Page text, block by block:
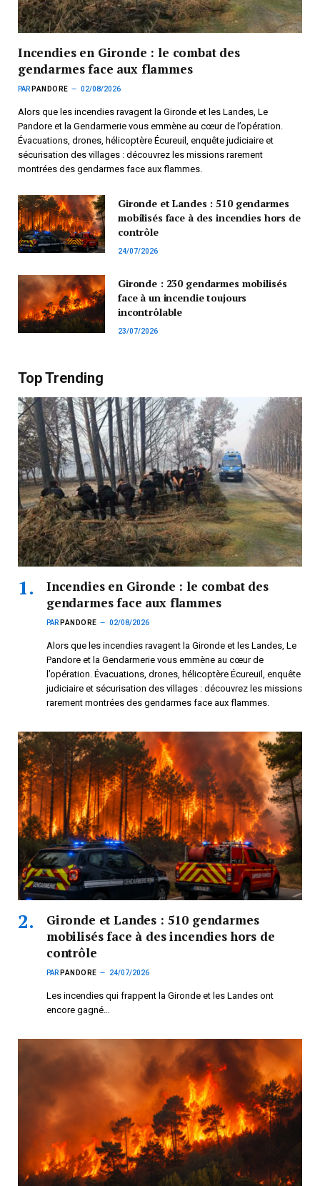
Incendies en Gironde : le combat des
gendarmes face aux flammes
PAR PANDORE 02/08/2026
Alors que les incendies ravagent la Gironde et les Landes, Le
Pandore et la Gendarmerie vous emmène au cœur de l’opération.
Évacuations, drones, hélicoptère Écureuil, enquête judiciaire et
sécurisation des villages : découvrez les missions rarement
montrées des gendarmes face aux flammes.
Gironde et Landes : 510 gendarmes
mobilisés face à des incendies hors de
contrôle
24/07/2026
Gironde : 230 gendarmes mobilisés
face à un incendie toujours
incontrôlable
23/07/2026
Top Trending
Incendies en Gironde : le combat des
gendarmes face aux flammes
PAR PANDORE 02/08/2026
Alors que les incendies ravagent la Gironde et les Landes, Le
Pandore et la Gendarmerie vous emmène au cœur de
l’opération. Évacuations, drones, hélicoptère Écureuil, enquête
judiciaire et sécurisation des villages : découvrez les missions
rarement montrées des gendarmes face aux flammes.
Gironde et Landes : 510 gendarmes
mobilisés face à des incendies hors de
contrôle
PAR PANDORE 24/07/2026
Les incendies qui frappent la Gironde et les Landes ont
encore gagné…